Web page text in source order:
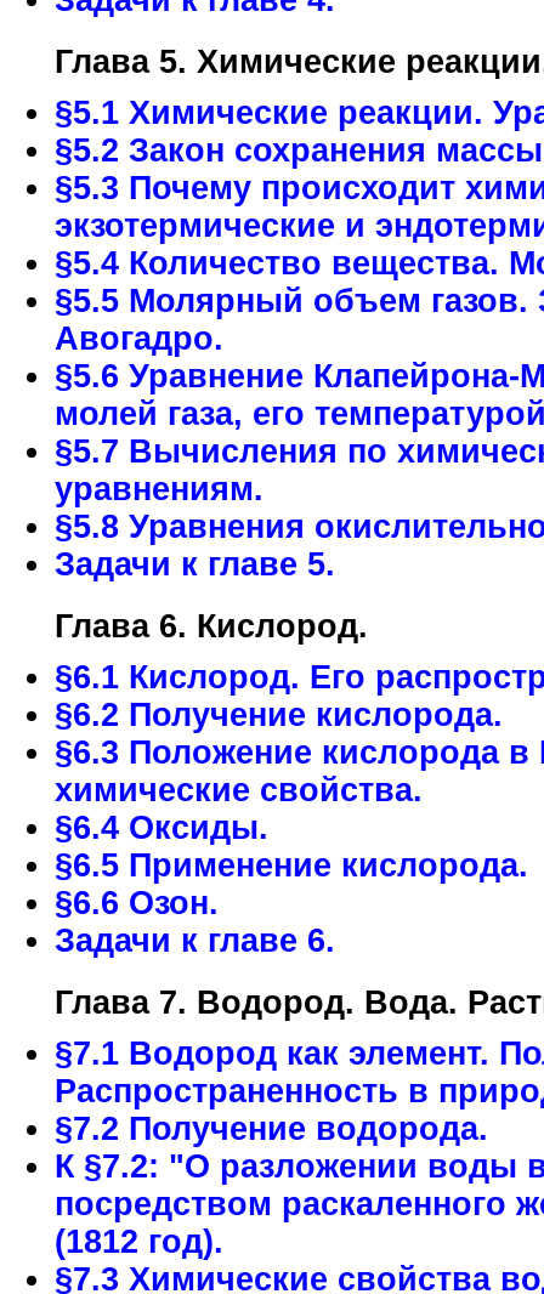
Глава 5. Химические
§5.1 Химические реакции.
§5.2 Закон сохранения
§5.3 Почему происходит
экзотермические и
§5.4 Количество вещества.
§5.5 Молярный объем газов.
Авогадро.
§5.6 Уравнение
молей газа, его
§5.7 Вычисления по
уравнениям.
§5.8 Уравнения
Задачи к главе 5.
Глава 6. Кислород.
§6.1 Кислород. Его
§6.2 Получение кислорода.
§6.3 Положение кислорода в
химические свойства.
§6.4 Оксиды.
§6.5 Применение кислорода.
§6.6 Озон.
Задачи к главе 6.
Глава 7. Водород. Вода.
§7.1 Водород как элемент.
Распространенность в
§7.2 Получение водорода.
К §7.2: "О разложении воды
посредством раскаленного
(1812 год).
§7.3 Химические свойства